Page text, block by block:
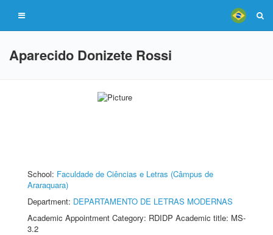
Aparecido Donizete Rossi
School: Faculdade de Ciências e Letras (Câmpus de
Araraquara)
Department: DEPARTAMENTO DE LETRAS MODERNAS
Academic Appointment Category: RDIDP Academic title: MS-
3.2